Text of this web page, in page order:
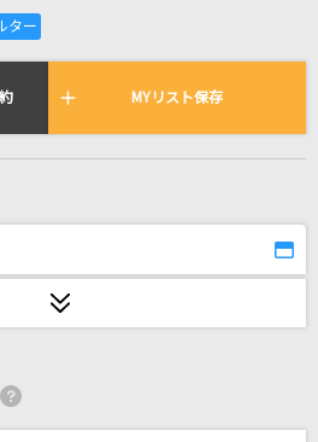
全国りれき
で歌われている曲の一覧
MYリスト保存